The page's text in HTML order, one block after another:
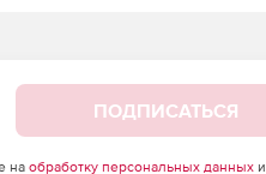
ПОДПИСАТЬСЯ
на обработку персональных данныхи